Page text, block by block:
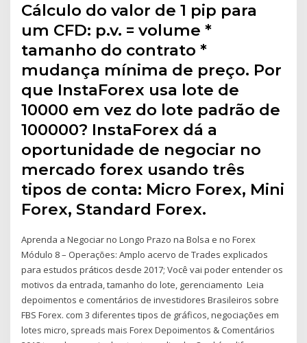
Cálculo do valor de 1 pip para
um CFD: p.v. = volume *
tamanho do contrato *
mudança mínima de preço. Por
que InstaForex usa lote de
10000 em vez do lote padrão de
100000? InstaForex dá a
oportunidade de negociar no
mercado forex usando três
tipos de conta: Micro Forex, Mini
Forex, Standard Forex.
Aprenda a Negociar no Longo Prazo na Bolsa e no Forex
Módulo 8 – Operações: Amplo acervo de Trades explicados
para estudos práticos desde 2017; Você vai poder entender os
motivos da entrada, tamanho do lote, gerenciamento Leia
depoimentos e comentários de investidores Brasileiros sobre
FBS Forex. com 3 diferentes tipos de gráficos, negociações em
lotes micro, spreads mais Forex Depoimentos & Comentários